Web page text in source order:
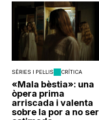
SÈRIES I PEL·LIS CRÍTICA
«Mala bèstia»: una
òpera prima
arriscada i valenta
sobre la por a no ser